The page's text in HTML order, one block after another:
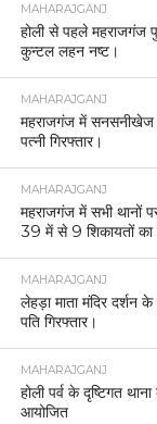
MAHARAJGANJ
होली से पहले महराजगंज
कुन्टल लहन नष्ट।
MAHARAJGANJ
महराजगंज में सनसनीखेज
पत्नी गिरफ्तार।
MAHARAJGANJ
महराजगंज में सभी थानों
39 में से 9 शिकायतों का
MAHARAJGANJ
लेहड़ा माता मंदिर दर्शन
पति गिरफ्तार।
MAHARAJGANJ
होली पर्व के दृष्टिगत
आयोजित